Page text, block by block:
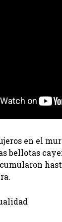
en el
bellotas